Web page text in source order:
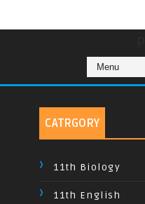
CATRGORY
11th Biology
11th English